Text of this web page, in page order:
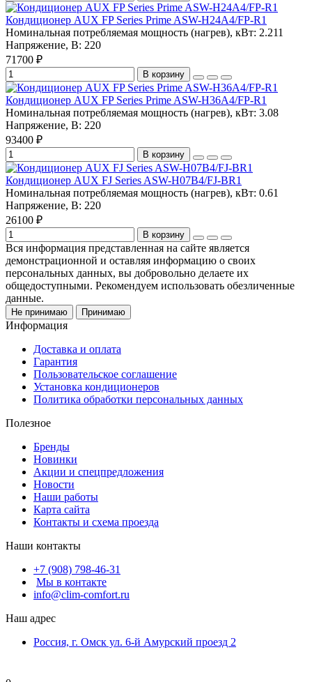
Кондиционер AUX FP Series Prime ASW-H24A4/FP-R1
Номинальная потребляемая мощность (нагрев), кВт: 2.211
Напряжение, В: 220
71700 ₽
В корзину
Кондиционер AUX FP Series Prime ASW-H36A4/FP-R1
Номинальная потребляемая мощность (нагрев), кВт: 3.08
Напряжение, В: 220
93400 ₽
В корзину
Кондиционер AUX FJ Series ASW-H07B4/FJ-BR1
Номинальная потребляемая мощность (нагрев), кВт: 0.61
Напряжение, В: 220
26100 ₽
В корзину
Вся информация представленная на сайте является
демонстрационной и оставляя информацию о своих
персональных данных, вы добровольно делаете их
общедоступными. Рекомендуем использовать обезличенные
данные.
Не принимаю Принимаю
Информация
Доставка и оплата
Гарантия
Пользовательское соглашение
Установка кондиционеров
Политика обработки персональных данных
Полезное
Бренды
Новинки
Акции и спецпредложения
Новости
Наши работы
Карта сайта
Контакты и схема проезда
Наши контакты
+7 (908) 798-46-31
Мы в контакте
info@clim-comfort.ru
Наш адрес
Россия, г. Омск ул. 6-й Амурский проезд 2